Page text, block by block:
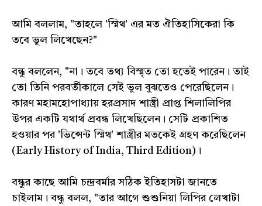
আমি বললাম, "তাহলে 'স্মিথ' এর মত ঐতিহাসিকেরা কি
তবে ভুল লিখেছেন?"
বন্ধু বললেন, "না। তবে তথ্য বিস্মৃত তো হতেই পারেন। তাই
তো তিনি পরবর্তীকালে সেই ভুল বুঝতেও পেরেছিলেন।
কারণ মহামহোপাধ্যায় হরপ্রসাদ শাস্ত্রী প্রাপ্ত শিলালিপির
উপর একটি যথার্থ প্রবন্ধ লিখেছিলেন। সেটি প্রকাশিত
হওয়ার পর 'ভিন্সেন্ট স্মিথ' শাস্ত্রীর মতকেই গ্রহণ করেছিলেন
(Early History of India, Third Edition)।
বন্ধুর কাছে আমি চন্দ্রবর্মার সঠিক ইতিহাসটা জানতে
চাইলাম। বন্ধু বলল, "তার আগে শুশুনিয়া লিপির লেখাটা